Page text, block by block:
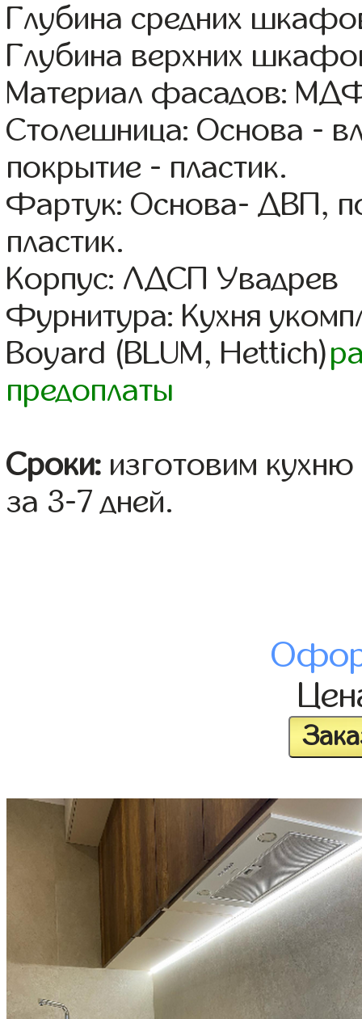
Глубина средних
Глубина верхних
Материал фасадов:
Столешница: Основа -
покрытие - пластик.
Фартук: Основа- ДВП,
пластик.
Корпус: ЛДСП Увадрев
Фурнитура: Кухня
Boyard (BLUM, Hettich)
предоплаты
Сроки: изготовим
за 3-7 дней.